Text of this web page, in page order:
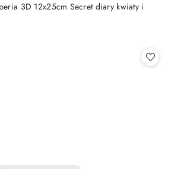
3D 12x25cm Secret diary kwiaty i